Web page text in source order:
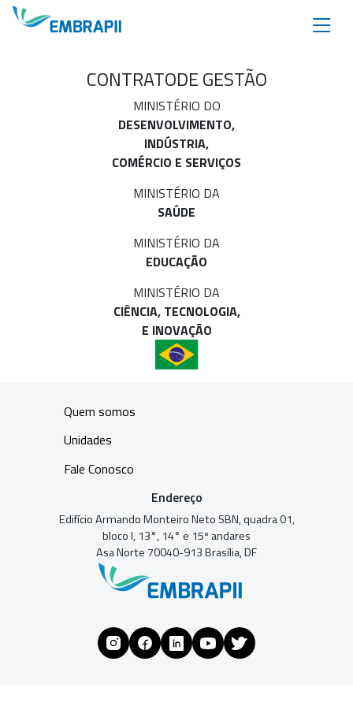
CONTRATODE GESTÃO
MINISTÉRIO DO
DESENVOLVIMENTO,
INDÚSTRIA,
COMÉRCIO E SERVIÇOS
MINISTÉRIO DA
SAÚDE
MINISTÉRIO DA
EDUCAÇÃO
MINISTÉRIO DA
CIÊNCIA, TECNOLOGIA,
E INOVAÇÃO
Quem somos
Unidades
Fale Conosco
Endereço
Edifício Armando Monteiro Neto SBN, quadra 01,
bloco I, 13°, 14° e 15º andares
Asa Norte 70040-913 Brasília, DF